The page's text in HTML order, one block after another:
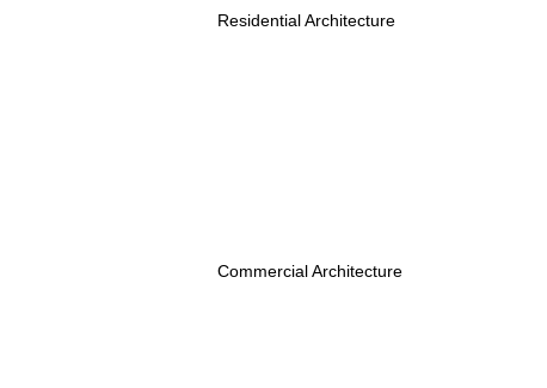
Residential Architecture
Commercial Architecture